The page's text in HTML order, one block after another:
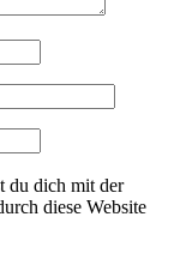
du dich mit der
diese Website